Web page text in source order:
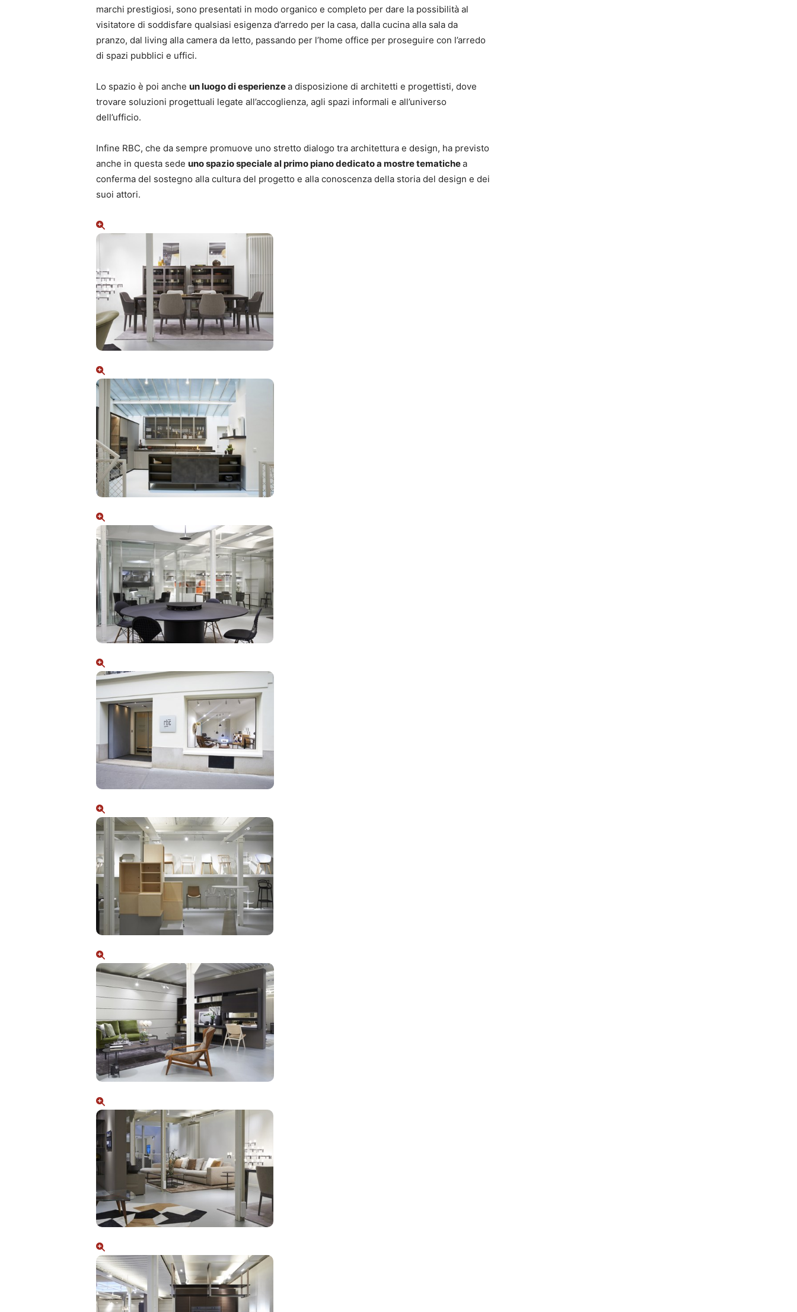
marchi prestigiosi, sono presentati in modo organico e completo per dare la possibilità al
visitatore di soddisfare qualsiasi esigenza d’arredo per la casa, dalla cucina alla sala da
pranzo, dal living alla camera da letto, passando per l’home office per proseguire con l’arredo
di spazi pubblici e uffici.
Lo spazio è poi anche un luogo di esperienzea disposizione di architetti e progettisti, dove
trovare soluzioni progettuali legate all’accoglienza, agli spazi informali e all’universo
dell’ufficio.
Infine RBC, che da sempre promuove uno stretto dialogo tra architettura e design, ha previsto
anche in questa sede uno spazio speciale al primo piano dedicato a mostre tematichea
conferma del sostegno alla cultura del progetto e alla conoscenza della storia del design e dei
suoi attori.